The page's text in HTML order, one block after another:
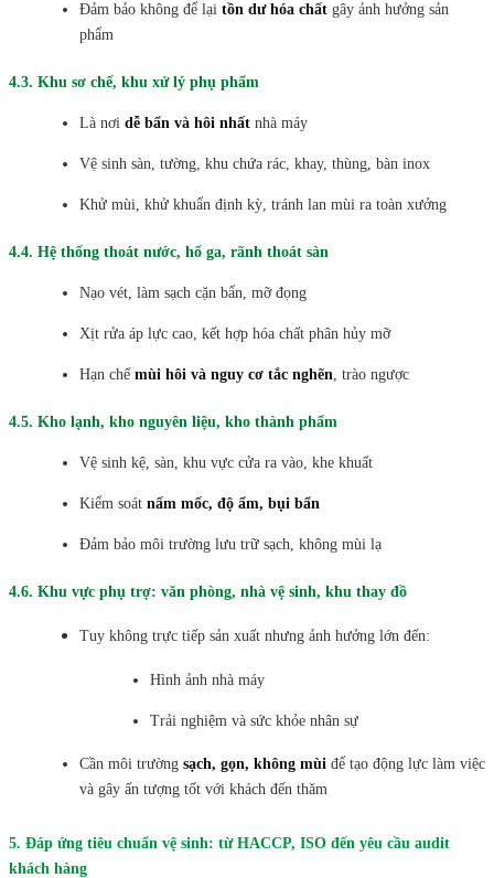
Đảm bảo không để lại tồn dư hóa chất gây ảnh hưởng sản
phẩm
4.3. Khu sơ chế, khu xử lý phụ phẩm
Là nơi dễ bẩn và hôi nhất nhà máy
Vệ sinh sàn, tường, khu chứa rác, khay, thùng, bàn inox
Khử mùi, khử khuẩn định kỳ, tránh lan mùi ra toàn xưởng
4.4. Hệ thống thoát nước, hố ga, rãnh thoát sàn
Nạo vét, làm sạch cặn bẩn, mỡ đọng
Xịt rửa áp lực cao, kết hợp hóa chất phân hủy mỡ
Hạn chế mùi hôi và nguy cơ tắc nghẽn, trào ngược
4.5. Kho lạnh, kho nguyên liệu, kho thành phẩm
Vệ sinh kệ, sàn, khu vực cửa ra vào, khe khuất
Kiểm soát nấm mốc, độ ẩm, bụi bẩn
Đảm bảo môi trường lưu trữ sạch, không mùi lạ
4.6. Khu vực phụ trợ: văn phòng, nhà vệ sinh, khu thay đồ
Tuy không trực tiếp sản xuất nhưng ảnh hưởng lớn đến:
Hình ảnh nhà máy
Trải nghiệm và sức khỏe nhân sự
Cần môi trường sạch, gọn, không mùi để tạo động lực làm việc
và gây ấn tượng tốt với khách đến thăm
5. Đáp ứng tiêu chuẩn vệ sinh: từ HACCP, ISO đến yêu cầu audit
khách hàng